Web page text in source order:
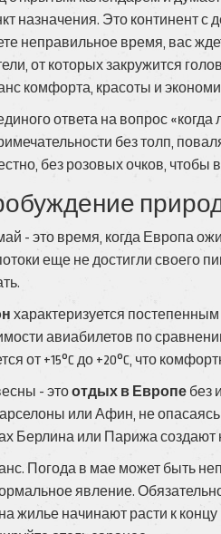
назначения. Это континент с
неправильное время, вас
от которых закружится
комфорта, красоты и
ответа на вопрос
без толп,
без розовых очков,
- это время, когда Европа
еще не достигли своего
характеризуется постепенным
авиабилетов по
от +15°C до +20°C, что
- этоотдых в Европе без
или Афин, не опасаясь
Берлина или Парижа
Погода в мае может быть
явление.
жилье начинают расти к